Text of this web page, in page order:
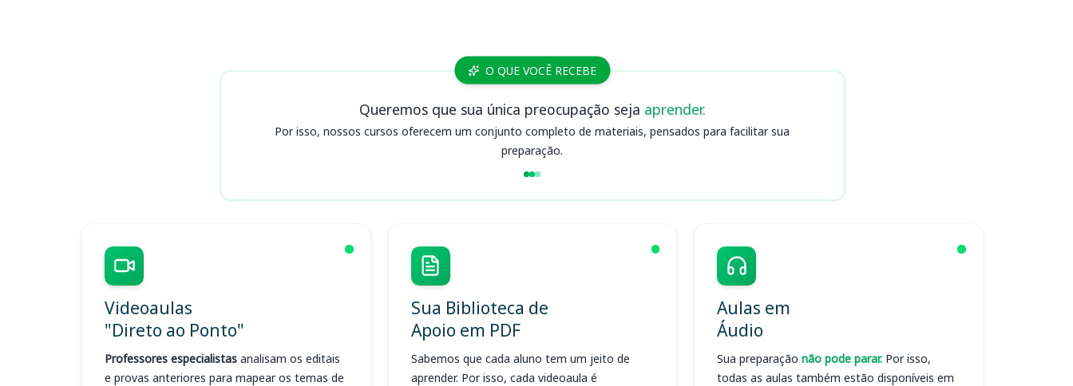
O QUE VOCÊ RECEBE
Queremos que sua única preocupação seja aprender.
Por isso, nossos cursos oferecem um conjunto completo de materiais, pensados para facilitar sua
preparação.
Videoaulas
"Direto ao Ponto"
Professores especialistas analisam os editais
e provas anteriores para mapear os temas de
Sua Biblioteca de
Apoio em PDF
Sabemos que cada aluno tem um jeito de
aprender. Por isso, cada videoaula é
Aulas em
Áudio
Sua preparação não pode parar. Por isso,
todas as aulas também estão disponíveis em